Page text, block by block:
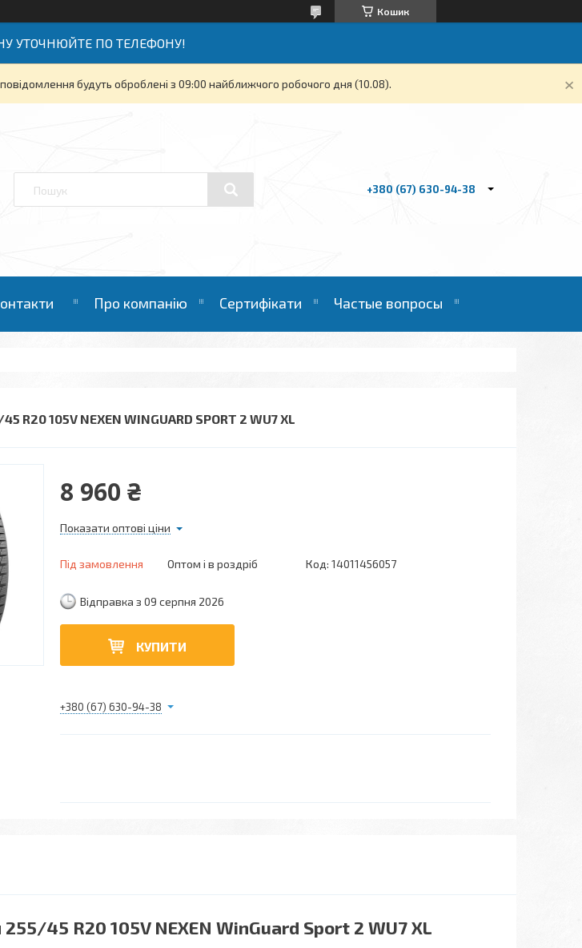
Кошик
УТОЧНЮЙТЕ ПО ТЕЛЕФОНУ!
будуть оброблені з 09:00 найближчого робочого дня (10.08).
+380 (67) 630-94-38
Про компанію Сертифікати Частые вопросы
105V NEXEN WINGUARD SPORT 2 WU7 XL
8 960 ₴
Показати оптові ціни
Під замовлення Оптом і в роздріб Код: 14011456057
Відправка з 09 серпня 2026
КУПИТИ
+380 (67) 630-94-38
255/45 R20 105V NEXEN WinGuard Sport 2 WU7 XL